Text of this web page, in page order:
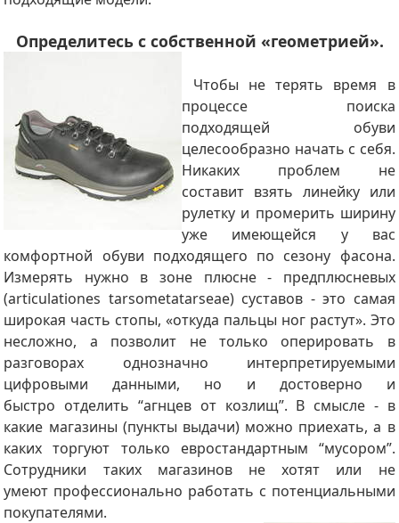
Определитесь с собственной «геометрией».
Чтобы не терять время в
процессе поиска
подходящей обуви
целесообразно начать с себя.
Никаких проблем не
составит взять линейку или
рулетку и промерить ширину
уже имеющейся у вас
комфортной обуви подходящего по сезону фасона.
Измерять нужно в зоне плюсне - предплюсневых
(articulationes tarsometatarseae) суставов - это самая
широкая часть стопы, «откуда пальцы ног растут». Это
несложно, а позволит не только оперировать в
разговорах однозначно интерпретируемыми
цифровыми данными, но и достоверно и
быстро отделить “агнцев от козлищ”. В смысле - в
какие магазины (пункты выдачи) можно приехать, а в
каких торгуют только евростандартным “мусором”.
Сотрудники таких магазинов не хотят или не
умеют профессионально работать с потенциальными
покупателями.